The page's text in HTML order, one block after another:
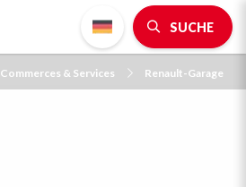
SUCHE
Commerces & Services Renault-Garage